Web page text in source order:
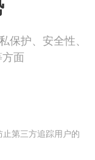
护、安全性、
面
第三方追踪用户的